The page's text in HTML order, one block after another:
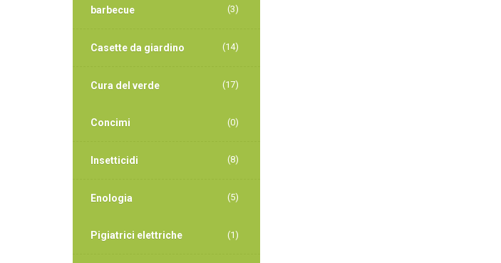
barbecue (3)
Casette da giardino (14)
Cura del verde (17)
Concimi (0)
Insetticidi (8)
Enologia (5)
Pigiatrici elettriche (1)